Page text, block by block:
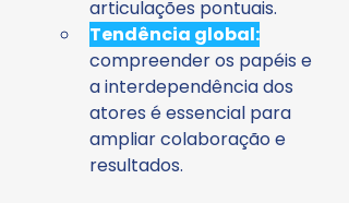
articulações pontuais.
Tendência global:
compreender os papéis e
a interdependência dos
atores é essencial para
ampliar colaboração e
resultados.